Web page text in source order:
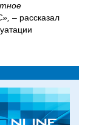
– рассказал